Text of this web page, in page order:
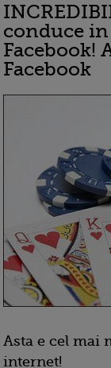
conduce
Facebook!
Facebook
Asta e cel mai
internet!